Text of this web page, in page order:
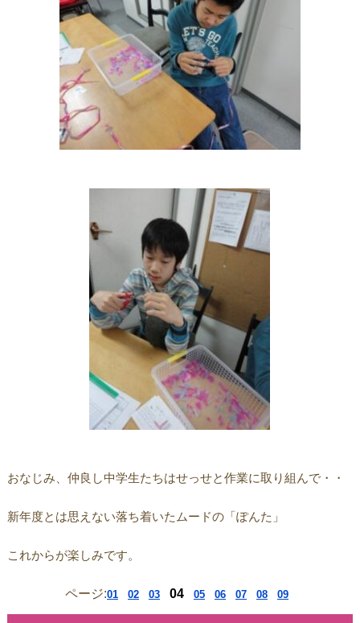
おなじみ、仲良し中学生たちはせっせと作業に取り組んで・・
新年度とは思えない落ち着いたムードの「ぽんた」
これからが楽しみです。
ページ:01 02 03 04 05 06 07 08 09